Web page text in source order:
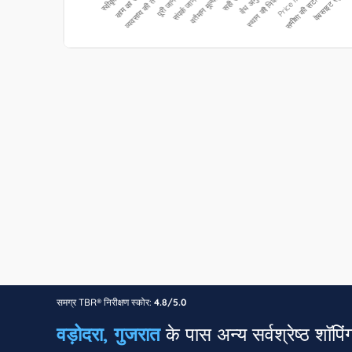
समग्र TBR® निरीक्षण स्कोर: 4.8/5.0
वड़ोदरा, गुजरातके पास अन्य सर्वश्रेष्ठ